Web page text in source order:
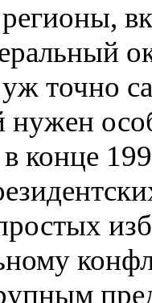
точно
нужен
конце